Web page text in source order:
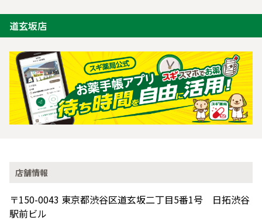
道玄坂店
店舗情報
〒150-0043 東京都渋谷区道玄坂二丁目5番1号 日拓渋谷
駅前ビル